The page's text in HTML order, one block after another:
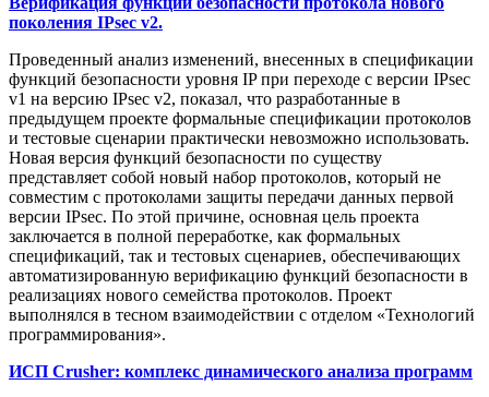
поколения IPsec v2.
Проведенный анализ изменений, внесенных в спецификации
функций безопасности уровня IP при переходе с версии IPsec
v1 на версию IPsec v2, показал, что разработанные в
предыдущем проекте формальные спецификации протоколов
и тестовые сценарии практически невозможно использовать.
Новая версия функций безопасности по существу
представляет собой новый набор протоколов, который не
совместим с протоколами защиты передачи данных первой
версии IPsec. По этой причине, основная цель проекта
заключается в полной переработке, как формальных
спецификаций, так и тестовых сценариев, обеспечивающих
автоматизированную верификацию функций безопасности в
реализациях нового семейства протоколов. Проект
выполнялся в тесном взаимодействии с отделом «Технологий
программирования».
ИСП Crusher: комплекс динамического анализа программ